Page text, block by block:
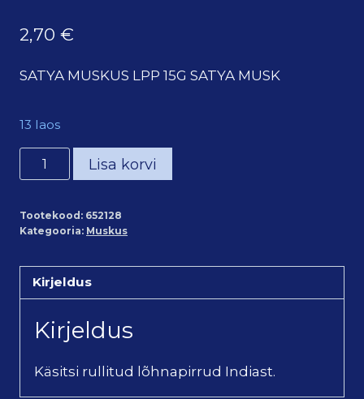
2,70 €
SATYA MUSKUS LPP 15G SATYA MUSK
13 laos
Satya
muskus
(viirukid)
Satya
Musk
(15g)
Lisa korvi
Tootekood: 652128
Kategooria: Muskus
Kirjeldus
Kirjeldus
Käsitsi rullitud lõhnapirrud Indiast.